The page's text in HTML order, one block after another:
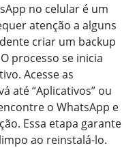
no celular é um
atenção a alguns
criar um backup
processo se inicia
Acesse as
até “Aplicativos” ou
o WhatsApp e
Essa etapa garante
ao reinstalá-lo.